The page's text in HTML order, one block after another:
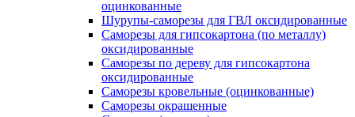
оцинкованные
Шурупы-саморезы для ГВЛ оксидированные
Саморезы для гипсокартона (по металлу)
оксидированные
Саморезы по дереву для гипсокартона
оксидированные
Саморезы кровельные (оцинкованные)
Саморезы окрашенные